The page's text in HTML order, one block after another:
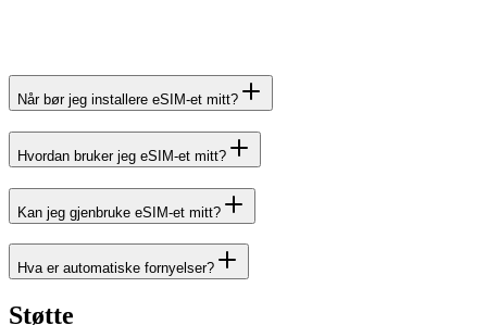
Når bør jeg installere eSIM-et mitt?
Hvordan bruker jeg eSIM-et mitt?
Kan jeg gjenbruke eSIM-et mitt?
Hva er automatiske fornyelser?
Støtte